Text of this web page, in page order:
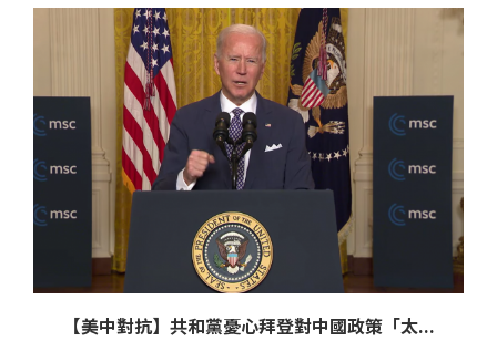
【美中對抗】共和黨憂心拜登對中國政策「太...